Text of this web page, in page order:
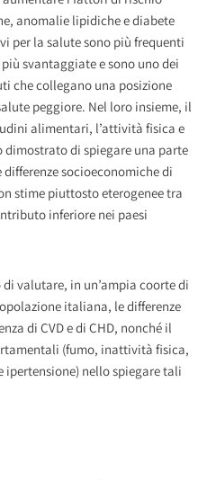
anomalie lipidiche e diabete
per la salute sono più frequenti
svantaggiate e sono uno dei
che collegano una posizione
peggiore. Nel loro insieme, il
alimentari, l’attività fisica e
dimostrato di spiegare una parte
socioeconomiche di
stime piuttosto eterogenee tra
inferiore nei paesi
valutare, in un’ampia coorte di
italiana, le differenze
di CVD e di CHD, nonché il
(fumo, inattività fisica,
ipertensione) nello spiegare tali